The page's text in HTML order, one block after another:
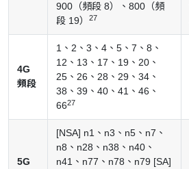
900（頻段 8）、800（頻
段 19）
27
4G
頻段
1、2、3、4、5、7、8、
12、13、17、19、20、
25、26、28、29、34、
38、39、40、41、46、
6627
5G
[NSA] n1、n3、n5、n7、
n8、n28、n38、n40、
n41、n77、n78、n79 [SA]